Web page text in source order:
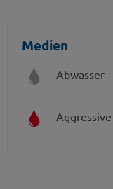
Medien
Abwasser